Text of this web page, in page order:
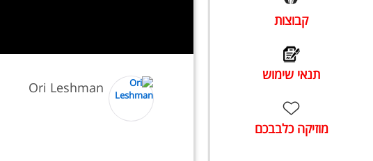
קבוצות
תנאי שימוש
מוזיקה כלבבכם
Ori Leshman